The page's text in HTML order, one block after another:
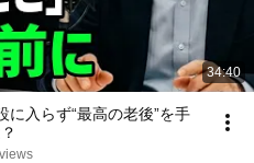
34:40
入らず“最高の老後”を手